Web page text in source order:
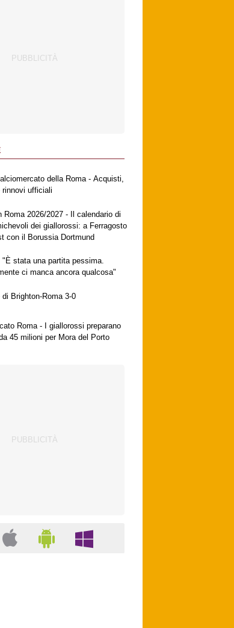
della Roma - Acquisti,
ufficiali
Roma 2026/2027 - Il calendario di
dei giallorossi: a Ferragosto
con il Borussia Dortmund
"È stata una partita pessima.
ci manca ancora qualcosa"
di Brighton-Roma 3-0
Roma - I giallorossi preparano
45 milioni per Mora del Porto